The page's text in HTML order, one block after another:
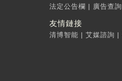
法定公告欄 | 廣告查詢
友情鏈接
清博智能 | 艾媒諮詢 |